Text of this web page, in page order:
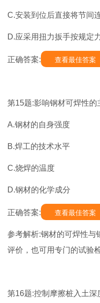
C.安装到位后直接将节间
D.应采用扭力扳手按规定
正确答案: 查看最佳答案
第15题:影响钢材可焊性的
A.钢材的自身强度
B.焊工的技术水平
C.烧焊的温度
D.钢材的化学成分
正确答案: 查看最佳答案
参考解析:钢材的可焊性与
评价，也可用专门的试验检
第16题:控制摩擦桩入土深